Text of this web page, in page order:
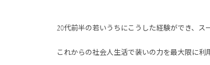
20代前半の若いうちにこうした経験ができ、ス
これからの社会人生活で装いの力を最大限に利